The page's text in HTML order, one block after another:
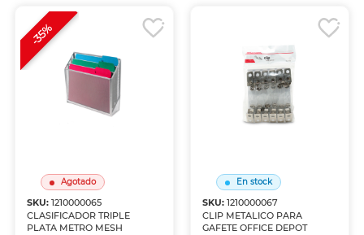
Agotado
SKU:1210000065
CLASIFICADOR TRIPLE
PLATA METRO MESH
-35%
En stock
SKU: 1210000067
CLIP METALICO PARA
GAFETE OFFICE DEPOT